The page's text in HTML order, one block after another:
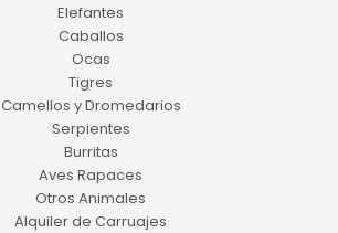
Elefantes
Caballos
Ocas
Tigres
Camellos y Dromedarios
Serpientes
Burritas
Aves Rapaces
Otros Animales
Alquiler de Carruajes